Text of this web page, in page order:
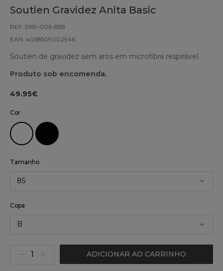
Soutien Gravidez Anita Basic
REF: 5169-006-85B
EAN: 4058509002946
Soutien de gravidez sem aros em microfibra respirável.
Produto sob encomenda.
49.95€
Cor
Tamanho
85
Copa
B
ADICIONAR AO CARRINHO